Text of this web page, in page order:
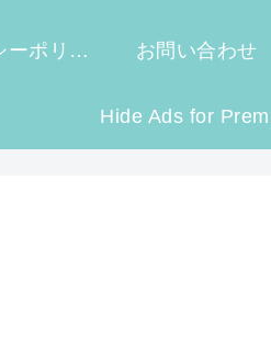
プライバシーポリシー お問い合わせ